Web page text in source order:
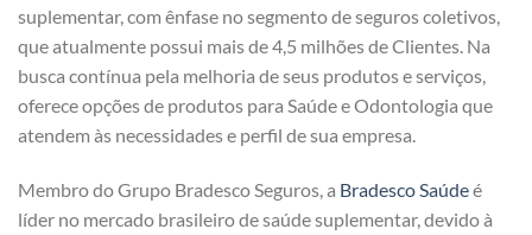
suplementar, com ênfase no segmento de seguros coletivos,
que atualmente possui mais de 4,5 milhões de Clientes. Na
busca contínua pela melhoria de seus produtos e serviços,
oferece opções de produtos para Saúde e Odontologia que
atendem às necessidades e perfil de sua empresa.
Membro do Grupo Bradesco Seguros, a Bradesco Saúdeé
líder no mercado brasileiro de saúde suplementar, devido à